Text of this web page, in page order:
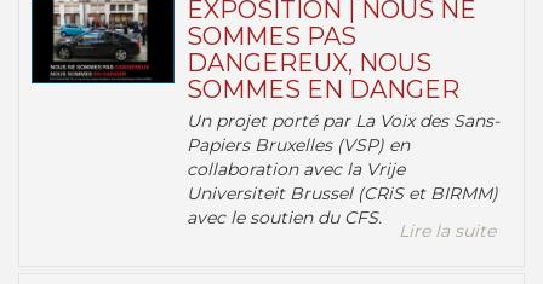
EXPOSITION | NOUS NE
SOMMES PAS
DANGEREUX, NOUS
SOMMES EN DANGER
Un projet porté par La Voix des Sans-
Papiers Bruxelles (VSP) en
collaboration avec la Vrije
Universiteit Brussel (CRiS et BIRMM)
avec le soutien du CFS.
Lire la suite